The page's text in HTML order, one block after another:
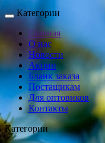
Категории
Главная
О нас
Новости
Акции
Бланк заказа
Постащикам
Для оптовиков
Контакты
Категории